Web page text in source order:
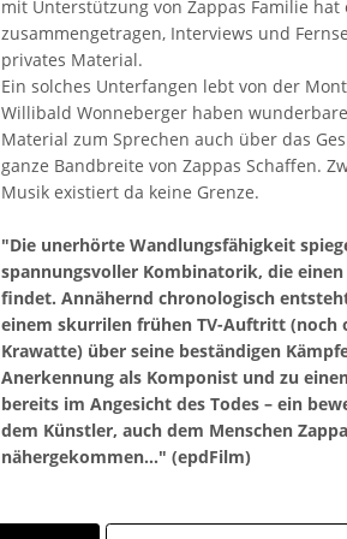
mit Unterstützung von Zappas Familie
zusammengetragen, Interviews und
privates Material.
Ein solches Unterfangen lebt von der
Willibald Wonneberger haben
Material zum Sprechen auch über das
ganze Bandbreite von Zappas Schaffen.
Musik existiert da keine Grenze.
"Die unerhörte Wandlungsfähigkeit
spannungsvoller Kombinatorik, die
findet. Annähernd chronologisch
einem skurrilen frühen TV-Auftritt (noch
Krawatte) über seine beständigen
Anerkennung als Komponist und zu
bereits im Angesicht des Todes – ein
dem Künstler, auch dem Menschen
nähergekommen..." (epdFilm)